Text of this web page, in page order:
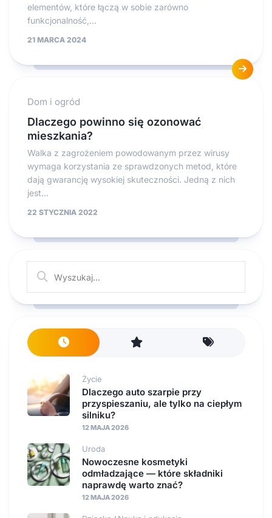
elementów, które łączą w sobie zarówno
funkcjonalność,...
21 MARCA 2024
Dom i ogród
Dlaczego powinno się ozonować
mieszkania?
Walka z zagrożeniem powodowanym przez wirusy
wymaga korzystania ze sprawdzonych metod, które
dają gwarancję wysokiej skuteczności. Jedną z nich
jest...
22 STYCZNIA 2022
Życie
Dlaczego auto szarpie przy
przyspieszaniu, ale tylko na ciepłym
silniku?
12 MAJA 2026
Uroda
Nowoczesne kosmetyki
odmładzające — które składniki
naprawdę warto znać?
12 MAJA 2026